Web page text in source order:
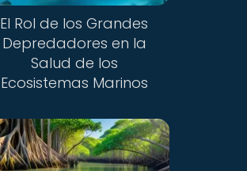
El Rol de los Grandes
Depredadores en la
Salud de los
Ecosistemas Marinos